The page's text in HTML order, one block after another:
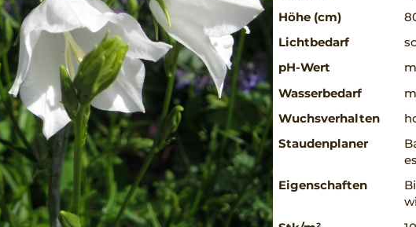
Höhe (cm)
Lichtbedarf
pH-Wert
Wasserbedarf
Wuchsverhalten
Staudenplaner
Eigenschaften